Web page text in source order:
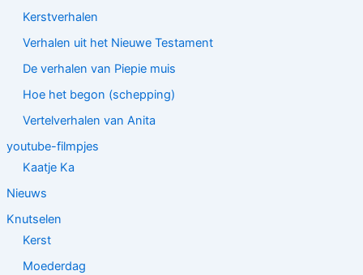
Kerstverhalen
Verhalen uit het Nieuwe Testament
De verhalen van Piepie muis
Hoe het begon (schepping)
Vertelverhalen van Anita
youtube-filmpjes
Kaatje Ka
Nieuws
Knutselen
Kerst
Moederdag